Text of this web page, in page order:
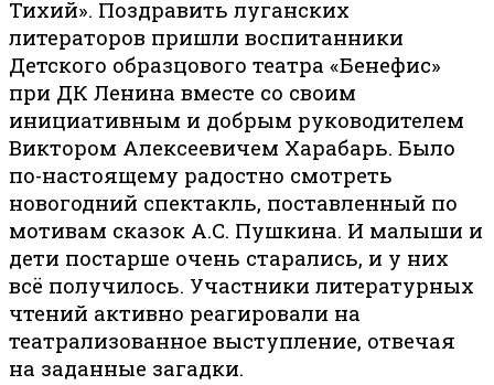
Тихий». Поздравить луганских
литераторов пришли воспитанники
Детского образцового театра «Бенефис»
при ДК Ленина вместе со своим
инициативным и добрым руководителем
Виктором Алексеевичем Харабарь. Было
по-настоящему радостно смотреть
новогодний спектакль, поставленный по
мотивам сказок А.С. Пушкина. И малыши и
дети постарше очень старались, и у них
всё получилось. Участники литературных
чтений активно реагировали на
театрализованное выступление, отвечая
на заданные загадки.